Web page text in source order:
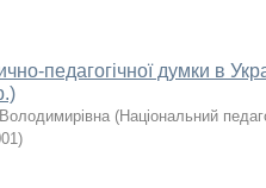
педагогічної думки в
(Національний
)